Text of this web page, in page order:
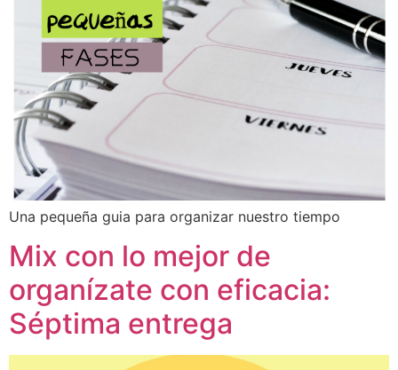
Una pequeña guia para organizar nuestro tiempo
Mix con lo mejor de
organízate con eficacia:
Séptima entrega